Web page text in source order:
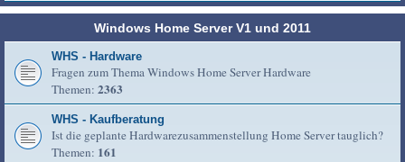
Windows Home Server V1 und 2011
WHS - Hardware
Fragen zum Thema Windows Home Server Hardware
Themen: 2363
WHS - Kaufberatung
Ist die geplante Hardwarezusammenstellung Home Server tauglich?
Themen: 161